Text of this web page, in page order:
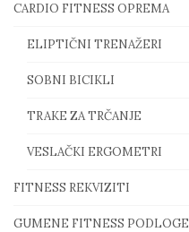
CARDIO FITNESS OPREMA
ELIPTIČNI TRENAŽERI
SOBNI BICIKLI
TRAKE ZA TRČANJE
VESLAČKI ERGOMETRI
FITNESS REKVIZITI
GUMENE FITNESS PODLOGE